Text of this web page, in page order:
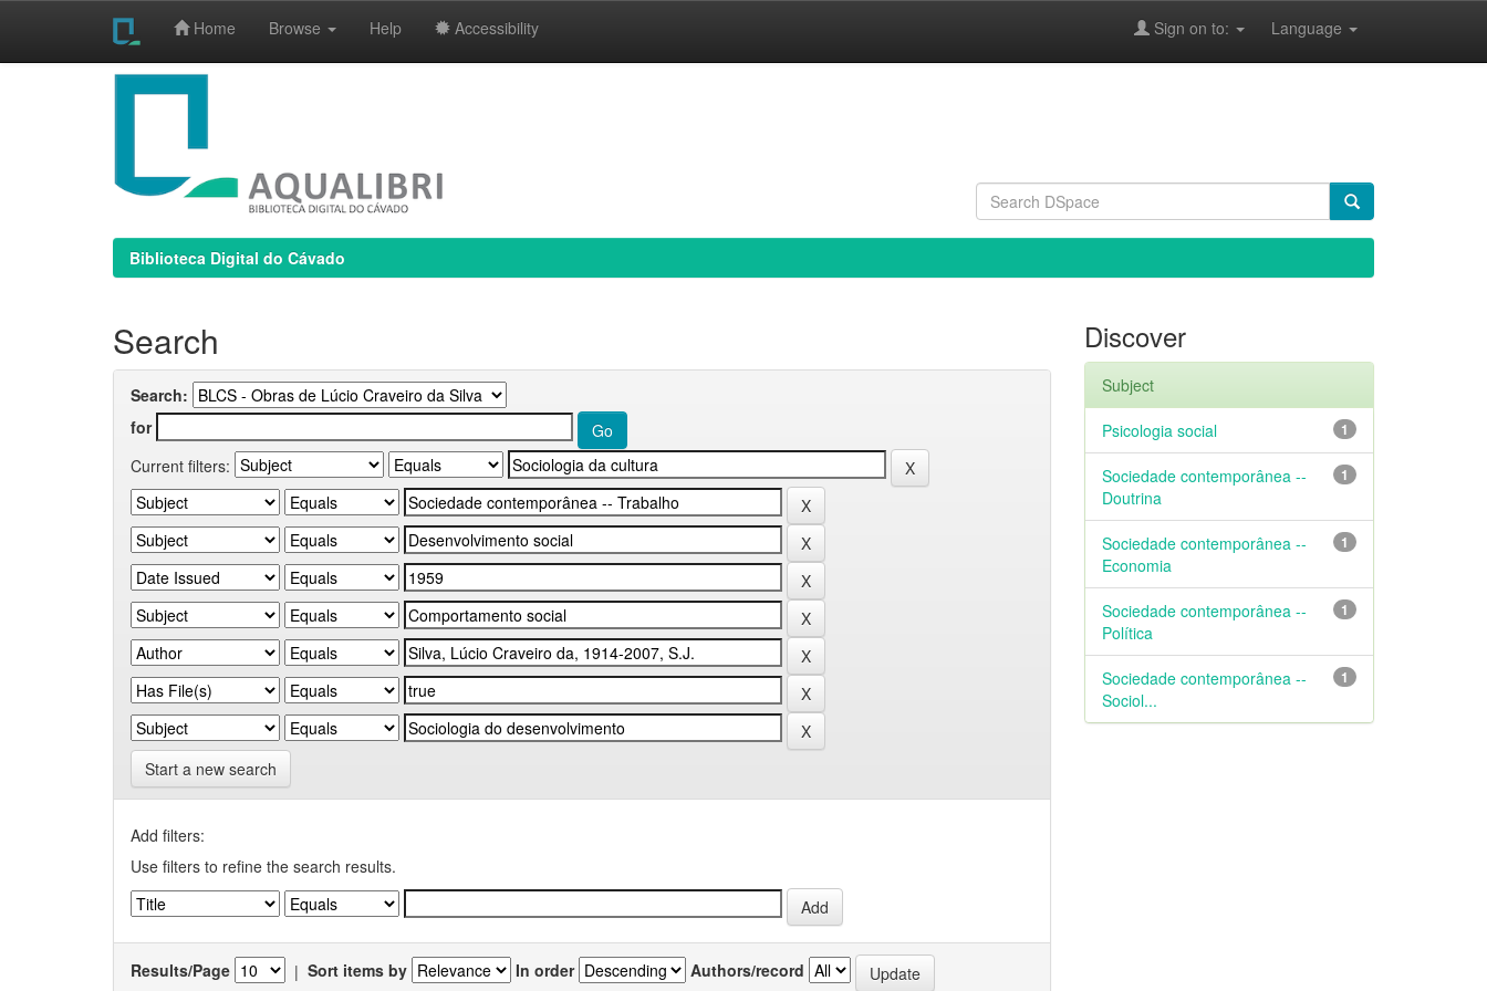
Home Browse Help Accessibility Language
Sign on to:
Biblioteca Digital do Cávado
Search
Search:
for
Current filters:
Start a new search
Add filters:
Use filters to refine the search results.
Results/Page | Sort items by In order Authors/record
Discover
Subject
1
Psicologia social
1
Sociedade contemporânea --
Doutrina
1
Sociedade contemporânea --
Economia
1
Sociedade contemporânea --
Política
1
Sociedade contemporânea --
Sociol...